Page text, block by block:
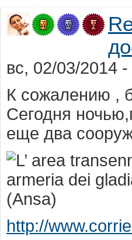
вс, 02/03/2014
К сожалению ,
Сегодня
еще два
http://